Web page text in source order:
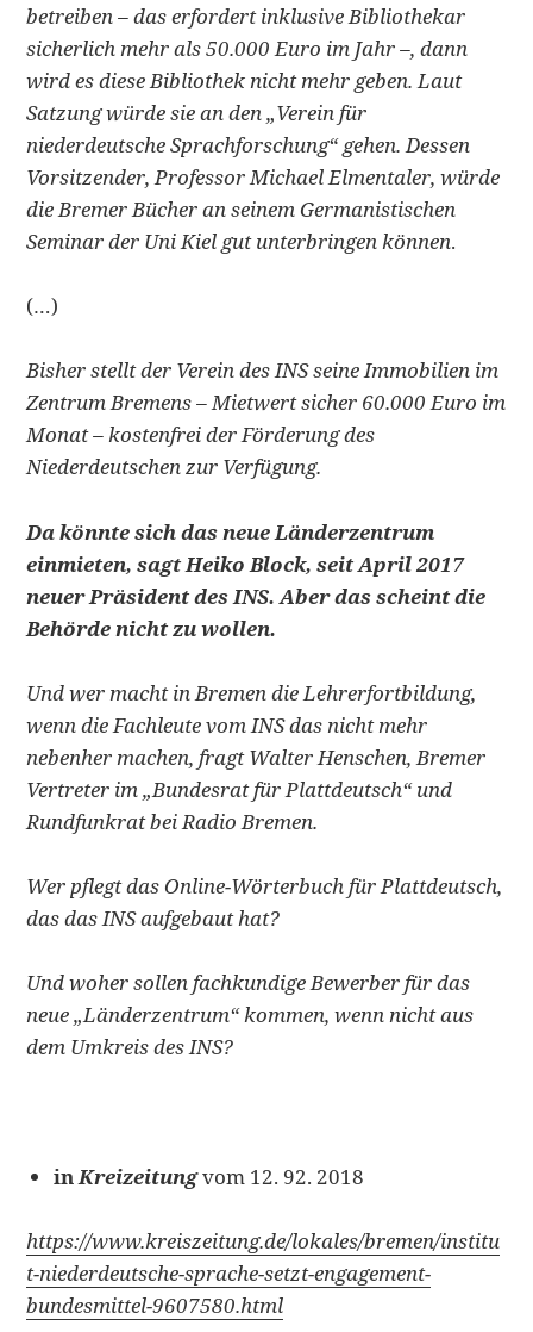
betreiben – das erfordert inklusive Bibliothekar
sicherlich mehr als 50.000 Euro im Jahr –, dann
wird es diese Bibliothek nicht mehr geben. Laut
Satzung würde sie an den „Verein für
niederdeutsche Sprachforschung“ gehen. Dessen
Vorsitzender, Professor Michael Elmentaler, würde
die Bremer Bücher an seinem Germanistischen
Seminar der Uni Kiel gut unterbringen können.
(…)
Bisher stellt der Verein des INS seine Immobilien im
Zentrum Bremens – Mietwert sicher 60.000 Euro im
Monat – kostenfrei der Förderung des
Niederdeutschen zur Verfügung.
Da könnte sich das neue Länderzentrum
einmieten, sagt Heiko Block, seit April 2017
neuer Präsident des INS. Aber das scheint die
Behörde nicht zu wollen.
Und wer macht in Bremen die Lehrerfortbildung,
wenn die Fachleute vom INS das nicht mehr
nebenher machen, fragt Walter Henschen, Bremer
Vertreter im „Bundesrat für Plattdeutsch“ und
Rundfunkrat bei Radio Bremen.
Wer pflegt das Online-Wörterbuch für Plattdeutsch,
das das INS aufgebaut hat?
Und woher sollen fachkundige Bewerber für das
neue „Länderzentrum“ kommen, wenn nicht aus
dem Umkreis des INS?
in Kreizeitungvom 12. 92. 2018
https://www.kreiszeitung.de/lokales/bremen/institu
t-niederdeutsche-sprache-setzt-engagement-
bundesmittel-9607580.html